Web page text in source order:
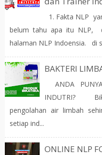
1. Fakta NLP
belum tahu apa itu NLP,
halaman NLP Indoensia. di
BAKTERI
ANDA
INDUTRI?
pengolahan air limbah
setiap ind...
ONLINE NLP